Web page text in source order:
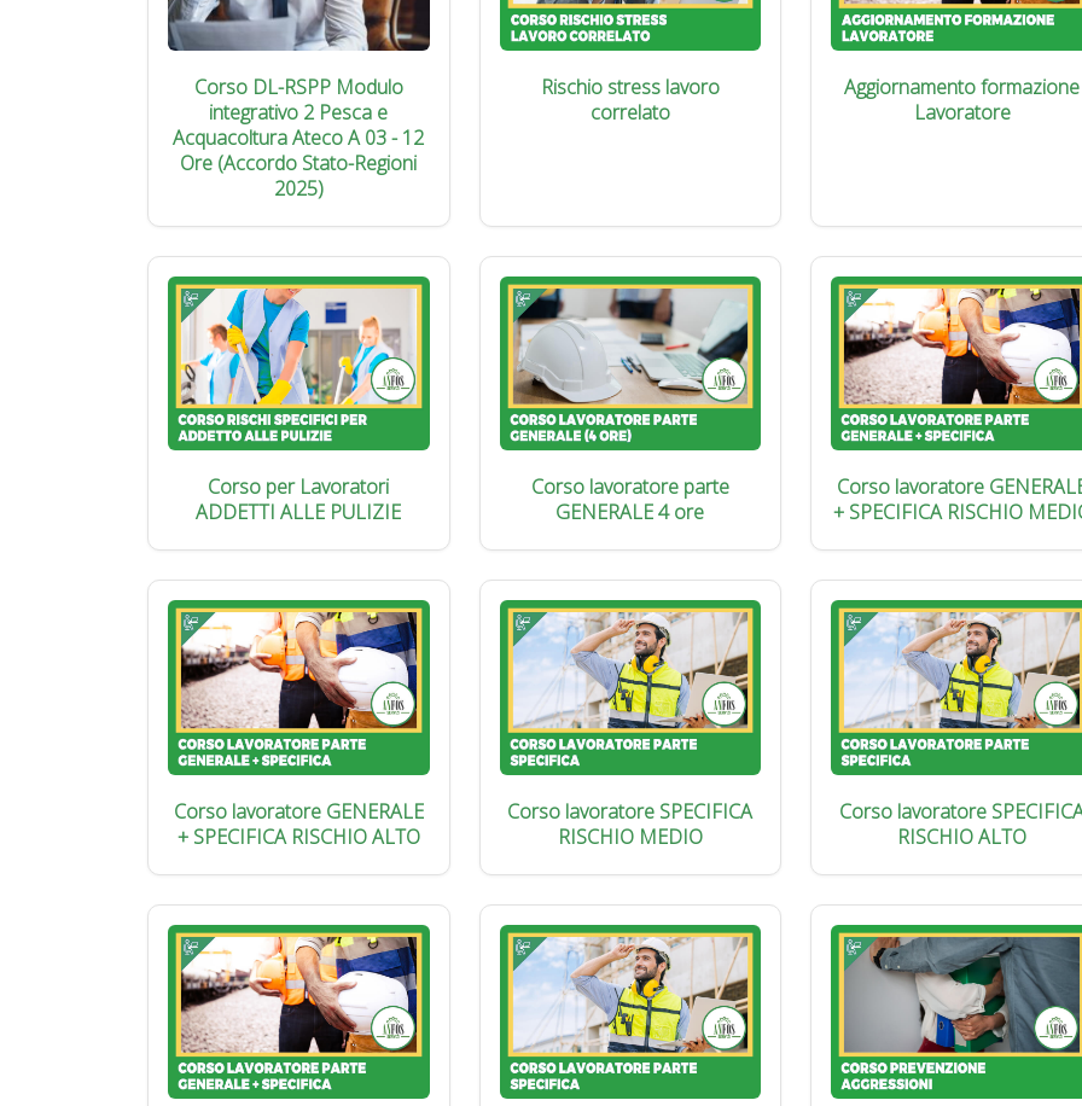
Corso DL-RSPP Modulo
integrativo 2 Pesca e
Acquacoltura Ateco A 03 - 12
Ore (Accordo Stato-Regioni
2025)
Rischio stress lavoro
correlato
Aggiornamento formazione
Lavoratore
Corso per Lavoratori
ADDETTI ALLE PULIZIE
Corso lavoratore parte
GENERALE 4 ore
Corso lavoratore
+ SPECIFICA RISCHIO
Corso lavoratore GENERALE
+ SPECIFICA RISCHIO ALTO
Corso lavoratore SPECIFICA
RISCHIO MEDIO
Corso lavoratore
RISCHIO ALTO